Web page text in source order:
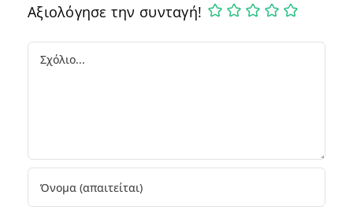
Αξιολόγησε την συνταγή!
Comment